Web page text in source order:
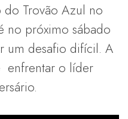
Trovão Azul no
no próximo sábado
um desafio difícil. A
enfrentar o líder